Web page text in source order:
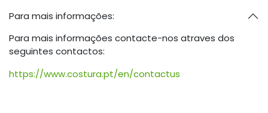
Para mais informações:
Para mais informações contacte-nos atraves dos
seguintes contactos:
https://www.costura.pt/en/contactus